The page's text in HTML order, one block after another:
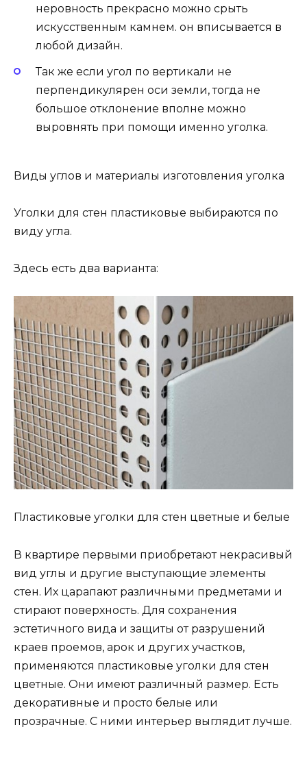
неровность прекрасно можно срыть
искусственным камнем. он вписывается в
любой дизайн.
Так же если угол по вертикали не
перпендикулярен оси земли, тогда не
большое отклонение вполне можно
выровнять при помощи именно уголка.
Виды углов и материалы изготовления уголка
Уголки для стен пластиковые выбираются по
виду угла.
Здесь есть два варианта:
Пластиковые уголки для стен цветные и белые
В квартире первыми приобретают некрасивый
вид углы и другие выступающие элементы
стен. Их царапают различными предметами и
стирают поверхность. Для сохранения
эстетичного вида и защиты от разрушений
краев проемов, арок и других участков,
применяются пластиковые уголки для стен
цветные. Они имеют различный размер. Есть
декоративные и просто белые или
прозрачные. С ними интерьер выглядит лучше.